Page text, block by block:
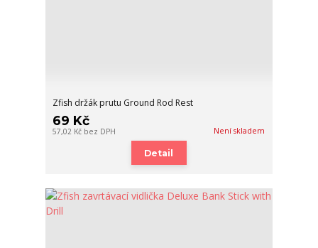
Zfish držák prutu Ground Rod Rest
69 Kč
57,02 Kč bez DPH Není skladem
Detail